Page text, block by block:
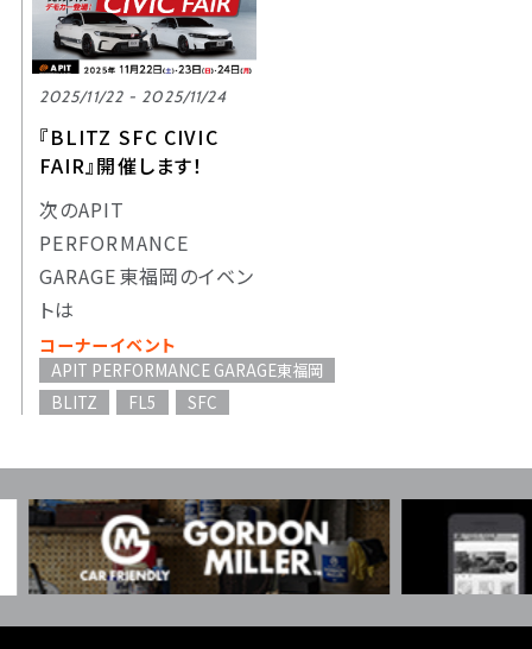
2025/11/22 - 2025/11/24
『BLITZ SFC CIVIC
FAIR』開催します！
次のAPIT
PERFORMANCE
GARAGE東福岡のイベン
トは
コーナーイベント
APIT PERFORMANCE GARAGE東福岡
BLITZ
FL5 SFC